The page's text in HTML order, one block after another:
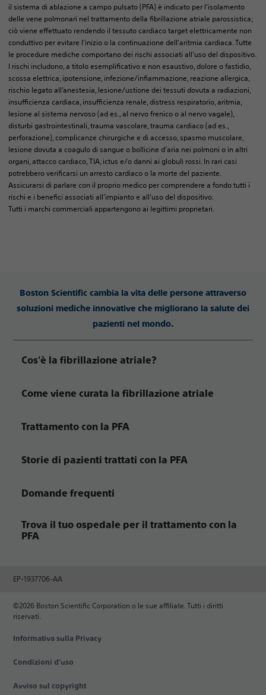
il sistema di ablazione a campo pulsato (PFA) è indicato per l'isolamento
delle vene polmonari nel trattamento della fibrillazione atriale parossistica;
ciò viene effettuato rendendo il tessuto cardiaco target elettricamente non
conduttivo per evitare l'inizio o la continuazione dell'aritmia cardiaca. Tutte
le procedure mediche comportano dei rischi associati all'uso del dispositivo.
I rischi includono, a titolo esemplificativo e non esaustivo, dolore o fastidio,
scossa elettrica, ipotensione, infezione/infiammazione, reazione allergica,
rischio legato all’anestesia, lesione/ustione dei tessuti dovuta a radiazioni,
insufficienza cardiaca, insufficienza renale, distress respiratorio, aritmia,
lesione al sistema nervoso (ad es., al nervo frenico o al nervo vagale),
disturbi gastrointestinali, trauma vascolare, trauma cardiaco (ad es.,
perforazione), complicanze chirurgiche e di accesso, spasmo muscolare,
lesione dovuta a coagulo di sangue o bollicine d'aria nei polmoni o in altri
organi, attacco cardiaco, TIA, ictus e/o danni ai globuli rossi. In rari casi
potrebbero verificarsi un arresto cardiaco o la morte del paziente.
Assicurarsi di parlare con il proprio medico per comprendere a fondo tutti i
rischi e i benefici associati all’impianto e all'uso del dispositivo.
Tutti i marchi commerciali appartengono ai legittimi proprietari.
Boston Scientific cambia la vita delle persone attraverso
soluzioni mediche innovative che migliorano la salute dei
pazienti nel mondo.
Cos'è la fibrillazione atriale?
Come viene curata la fibrillazione atriale
Trattamento con la PFA
Storie di pazienti trattati con la PFA
Domande frequenti
Trova il tuo ospedale per il trattamento con la
PFA
EP-1937706-AA
©2026 Boston Scientific Corporation o le sue affiliate. Tutti i diritti
riservati.
Informativa sulla Privacy
Condizioni d'uso
Avviso sul copyright